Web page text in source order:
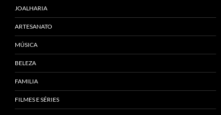
JOALHARIA
ARTESANATO
MÚSICA
BELEZA
FAMILIA
FILMES E SÉRIES